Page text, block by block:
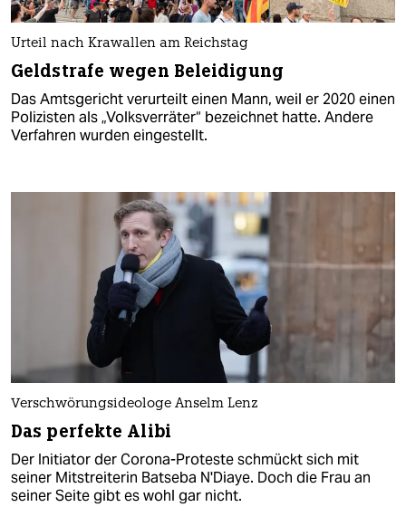
Urteil nach Krawallen am Reichstag
Geldstrafe wegen Beleidigung
Das Amtsgericht verurteilt einen Mann, weil er 2020 einen
Polizisten als „Volksverräter“ bezeichnet hatte. Andere
Verfahren wurden eingestellt.
Verschwörungsideologe Anselm Lenz
Das perfekte Alibi
Der Initiator der Corona-Proteste schmückt sich mit
seiner Mitstreiterin Batseba N'Diaye. Doch die Frau an
seiner Seite gibt es wohl gar nicht.